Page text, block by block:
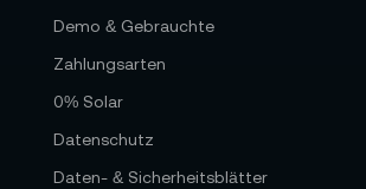
Demo & Gebrauchte
Zahlungsarten
0% Solar
Datenschutz
Daten- & Sicherheitsblätter